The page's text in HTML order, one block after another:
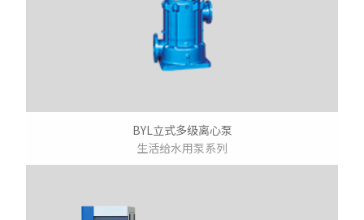
BYL立式多级离心泵
生活给水用泵系列